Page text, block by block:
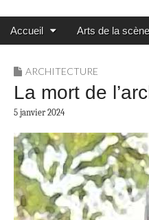
Main menu
Skip to content
Accueil Arts de la scène
ARCHITECTURE
La mort de
5 janvier 2024